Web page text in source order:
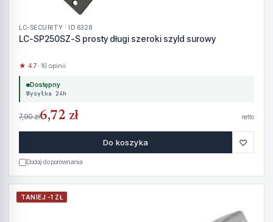
LC-SECURITY · ID 6328
LC-SP250SZ-S prosty długi szeroki szyld surowy
★ 4.7· 16 opinii
Dostępny
Wysyłka 24h
7,90 zł6,72 zł netto
Do koszyka ♡
Dodaj do porównania
TANIEJ -1 ZŁ